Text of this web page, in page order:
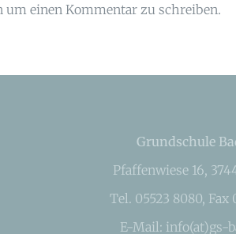
um einen Kommentar zu schreiben.
Grundschule
Pfaffenwiese 16,
Tel. 05523 8080, Fax
E-Mail: info(at)gs-